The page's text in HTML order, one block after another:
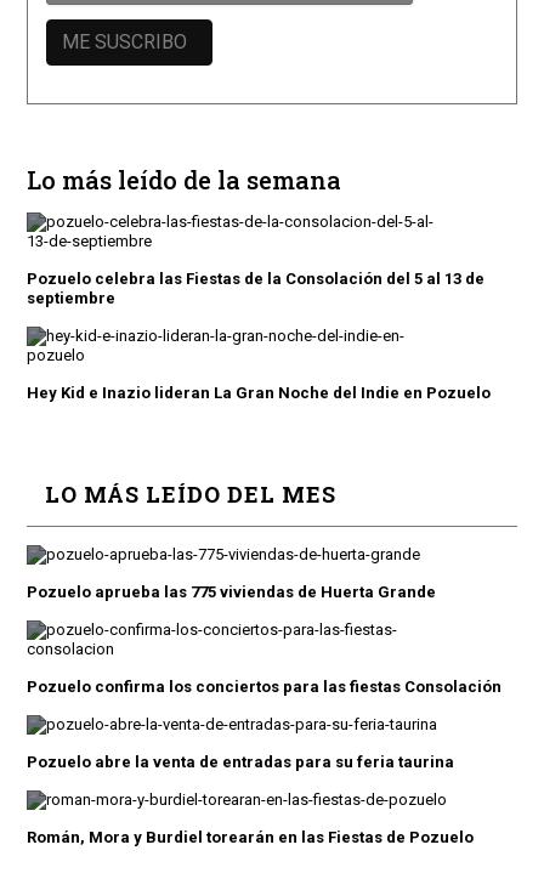
Lo más leído de la semana
Pozuelo celebra las Fiestas de la Consolación del 5 al 13 de
septiembre
Hey Kid e Inazio lideran La Gran Noche del Indie en Pozuelo
LO MÁS LEÍDO DEL MES
Pozuelo aprueba las 775 viviendas de Huerta Grande
Pozuelo confirma los conciertos para las fiestas Consolación
Pozuelo abre la venta de entradas para su feria taurina
Román, Mora y Burdiel torearán en las Fiestas de Pozuelo